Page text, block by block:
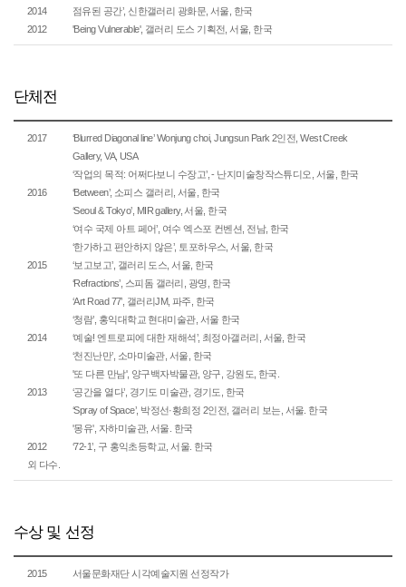
2014
점유된 공간’, 신한갤러리 광화문, 서울, 한국
2012
'Being Vulnerable', 갤러리 도스 기획전, 서울, 한국
단체전
2017
‘Blurred Diagonal line’ Wonjung choi, Jungsun Park 2인전, West Creek
Gallery, VA, USA
‘작업의 목적: 어쩌다보니 수장고’, - 난지미술창작스튜디오, 서울, 한국
2016
‘Between’, 소피스 갤러리, 서울, 한국
‘Seoul & Tokyo’, MIR gallery, 서울, 한국
‘여수 국제 아트 페어’, 여수 엑스포 컨벤션, 전남, 한국
‘한가하고 편안하지 않은’, 토포하우스, 서울, 한국
2015
‘보고보고’, 갤러리 도스, 서울, 한국
‘Refractions’, 스피돔 갤러리, 광명, 한국
‘Art Road 77’, 갤러리JM, 파주, 한국
‘청람’, 홍익대학교 현대미술관, 서울 한국
2014
‘예술! 엔트로피에 대한 재해석’, 최정아갤러리, 서울, 한국
‘천진난만’, 소마미술관, 서울, 한국
'또 다른 만남', 양구백자박물관, 양구, 강원도, 한국.
2013
‘공간을 열다’, 경기도 미술관, 경기도, 한국
‘Spray of Space’, 박정선·황희정 2인전, 갤러리 보는, 서울. 한국
'몽유', 자하미술관, 서울. 한국
2012
‘72-1’, 구 홍익초등학교, 서울. 한국
외 다수.
수상 및 선정
2015
서울문화재단 시각예술지원 선정작가